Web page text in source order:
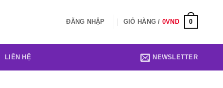
ĐĂNG NHẬP GIỎ HÀNG / 0VND 0
LIÊN HỆ NEWSLETTER